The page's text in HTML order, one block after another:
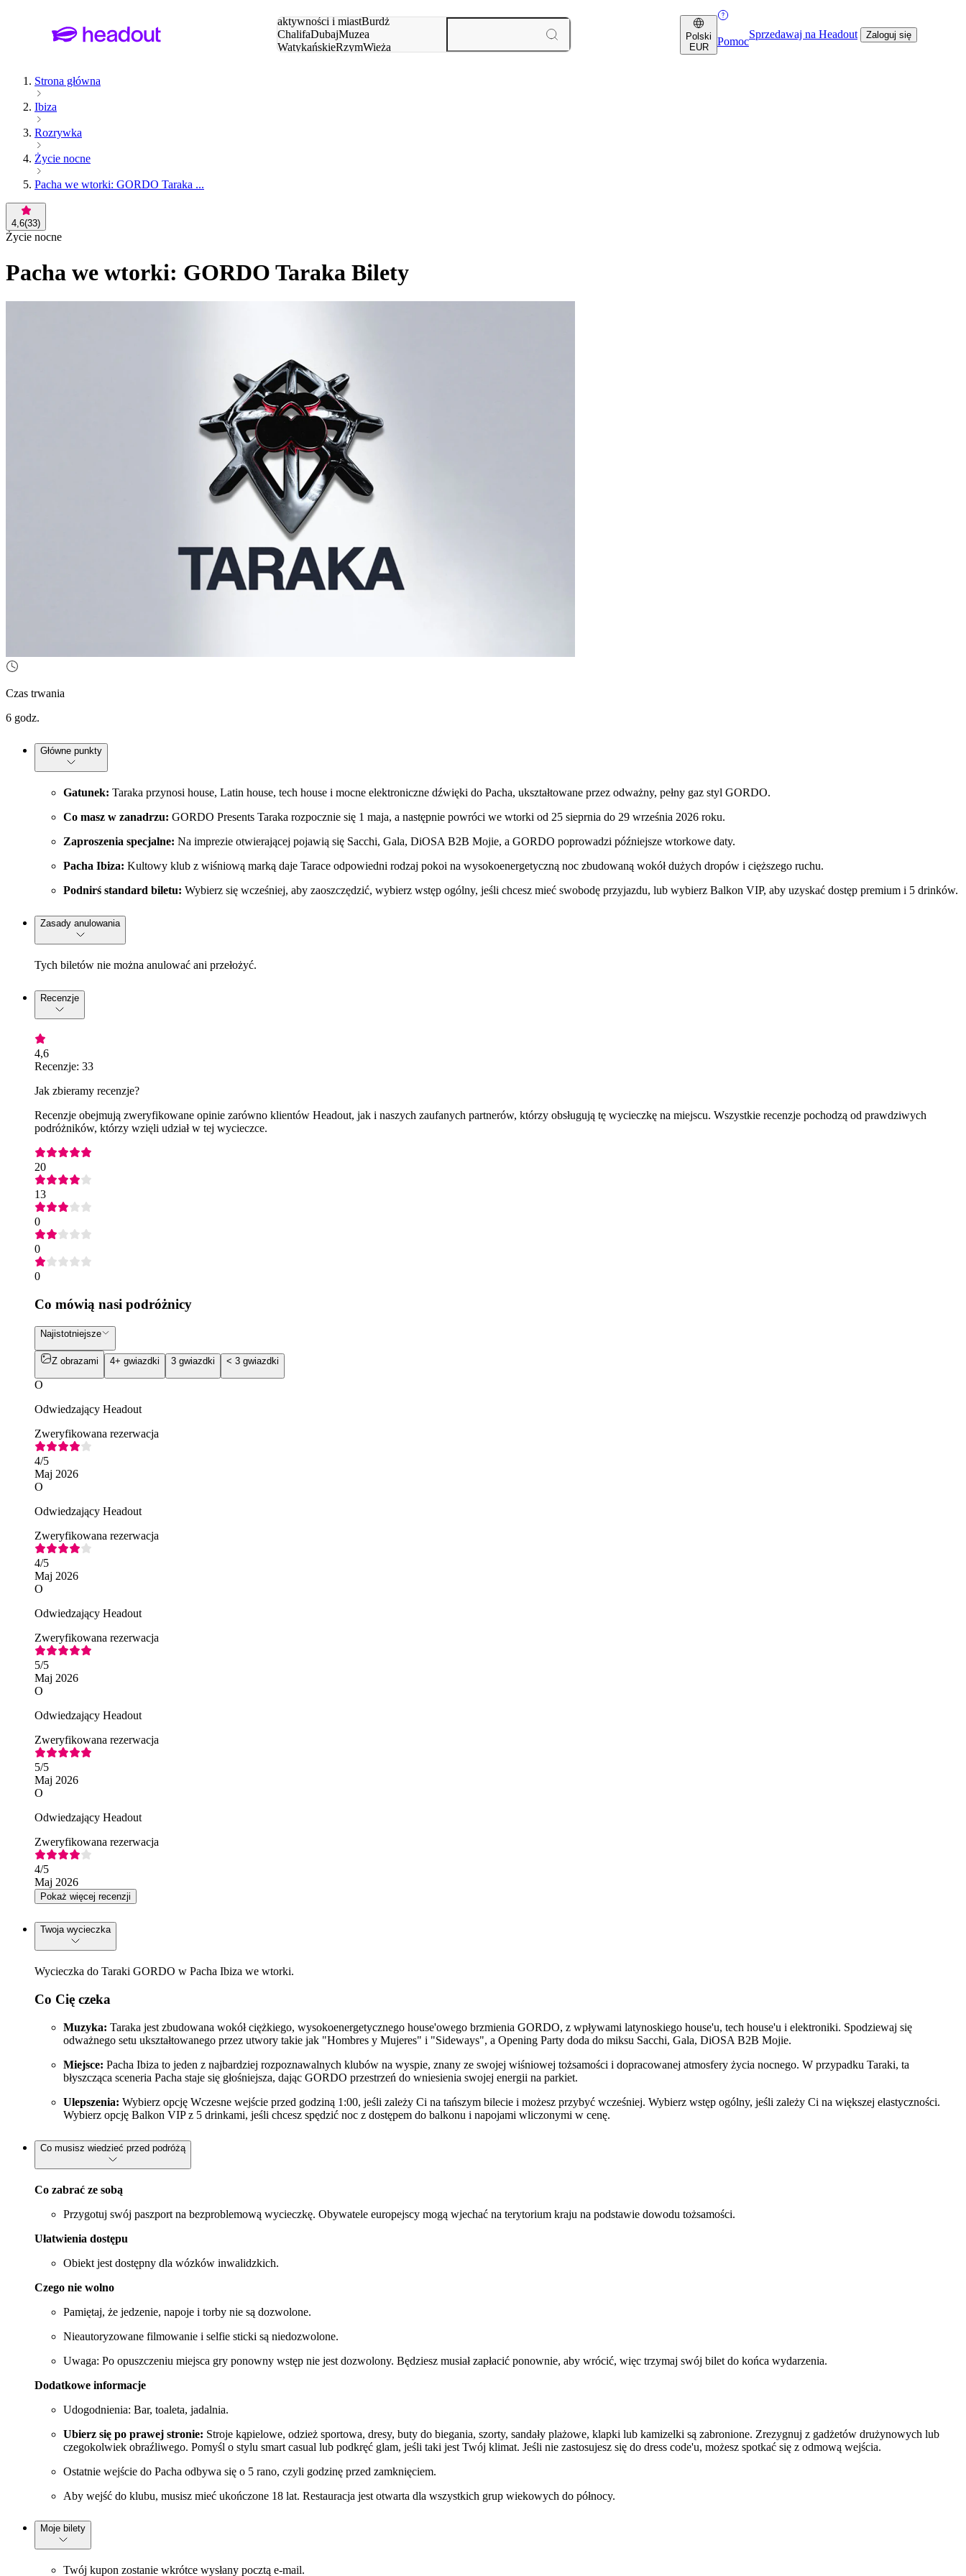
aktywności i miastBurdż
ChalifaDubajMuzea
WatykańskieRzymWieża
Polski
EUR
Pomoc
Sprzedawaj na Headout Zaloguj się
Strona główna
Ibiza
Rozrywka
Życie nocne
Pacha we wtorki: GORDO Taraka ...
4,6(33)
Życie nocne
Pacha we wtorki: GORDO Taraka Bilety
Czas trwania
6 godz.
Główne punkty
Gatunek: Taraka przynosi house, Latin house, tech house i mocne elektroniczne dźwięki do Pacha, ukształtowane przez odważny, pełny gaz styl GORDO.
Co masz w zanadrzu: GORDO Presents Taraka rozpocznie się 1 maja, a następnie powróci we wtorki od 25 sieprnia do 29 września 2026 roku.
Zaproszenia specjalne: Na imprezie otwierającej pojawią się Sacchi, Gala, DiOSA B2B Mojie, a GORDO poprowadzi późniejsze wtorkowe daty.
Pacha Ibiza: Kultowy klub z wiśniową marką daje Tarace odpowiedni rodzaj pokoi na wysokoenergetyczną noc zbudowaną wokół dużych dropów i cięższego ruchu.
Podnirś standard biletu: Wybierz się wcześniej, aby zaoszczędzić, wybierz wstęp ogólny, jeśli chcesz mieć swobodę przyjazdu, lub wybierz Balkon VIP, aby uzyskać dostęp premium i 5 drinków.
Zasady anulowania
Tych biletów nie można anulować ani przełożyć.
Recenzje
4,6
Recenzje: 33
Jak zbieramy recenzje?
Recenzje obejmują zweryfikowane opinie zarówno klientów Headout, jak i naszych zaufanych partnerów, którzy obsługują tę wycieczkę na miejscu. Wszystkie recenzje pochodzą od prawdziwych
podróżników, którzy wzięli udział w tej wycieczce.
20
13
0
0
0
Co mówią nasi podróżnicy
Najistotniejsze
Z obrazami 4+ gwiazdki 3 gwiazdki < 3 gwiazdki
O
Odwiedzający Headout
Zweryfikowana rezerwacja
4/5
Maj 2026
O
Odwiedzający Headout
Zweryfikowana rezerwacja
4/5
Maj 2026
O
Odwiedzający Headout
Zweryfikowana rezerwacja
5/5
Maj 2026
O
Odwiedzający Headout
Zweryfikowana rezerwacja
5/5
Maj 2026
O
Odwiedzający Headout
Zweryfikowana rezerwacja
4/5
Maj 2026
Pokaż więcej recenzji
Twoja wycieczka
Wycieczka do Taraki GORDO w Pacha Ibiza we wtorki.
Co Cię czeka
Muzyka: Taraka jest zbudowana wokół ciężkiego, wysokoenergetycznego house'owego brzmienia GORDO, z wpływami latynoskiego house'u, tech house'u i elektroniki. Spodziewaj się
odważnego setu ukształtowanego przez utwory takie jak "Hombres y Mujeres" i "Sideways", a Opening Party doda do miksu Sacchi, Gala, DiOSA B2B Mojie.
Miejsce: Pacha Ibiza to jeden z najbardziej rozpoznawalnych klubów na wyspie, znany ze swojej wiśniowej tożsamości i dopracowanej atmosfery życia nocnego. W przypadku Taraki, ta
błyszcząca sceneria Pacha staje się głośniejsza, dając GORDO przestrzeń do wniesienia swojej energii na parkiet.
Ulepszenia: Wybierz opcję Wczesne wejście przed godziną 1:00, jeśli zależy Ci na tańszym bilecie i możesz przybyć wcześniej. Wybierz wstęp ogólny, jeśli zależy Ci na większej elastyczności.
Wybierz opcję Balkon VIP z 5 drinkami, jeśli chcesz spędzić noc z dostępem do balkonu i napojami wliczonymi w cenę.
Co musisz wiedzieć przed podróżą
Co zabrać ze sobą
Przygotuj swój paszport na bezproblemową wycieczkę. Obywatele europejscy mogą wjechać na terytorium kraju na podstawie dowodu tożsamości.
Ułatwienia dostępu
Obiekt jest dostępny dla wózków inwalidzkich.
Czego nie wolno
Pamiętaj, że jedzenie, napoje i torby nie są dozwolone.
Nieautoryzowane filmowanie i selfie sticki są niedozwolone.
Uwaga: Po opuszczeniu miejsca gry ponowny wstęp nie jest dozwolony. Będziesz musiał zapłacić ponownie, aby wrócić, więc trzymaj swój bilet do końca wydarzenia.
Dodatkowe informacje
Udogodnienia: Bar, toaleta, jadalnia.
Ubierz się po prawej stronie: Stroje kąpielowe, odzież sportowa, dresy, buty do biegania, szorty, sandały plażowe, klapki lub kamizelki są zabronione. Zrezygnuj z gadżetów drużynowych lub
czegokolwiek obraźliwego. Pomyśl o stylu smart casual lub podkręć glam, jeśli taki jest Twój klimat. Jeśli nie zastosujesz się do dress code'u, możesz spotkać się z odmową wejścia.
Ostatnie wejście do Pacha odbywa się o 5 rano, czyli godzinę przed zamknięciem.
Aby wejść do klubu, musisz mieć ukończone 18 lat. Restauracja jest otwarta dla wszystkich grup wiekowych do północy.
Moje bilety
Twój kupon zostanie wkrótce wysłany pocztą e-mail.